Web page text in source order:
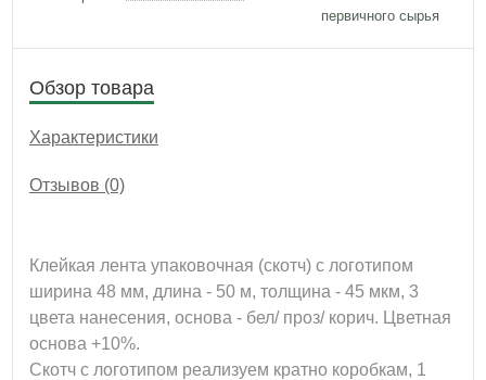
первичного сырья
Обзор товара
Характеристики
Отзывов (0)
Клейкая лента упаковочная (скотч) с логотипом
ширина 48 мм, длина - 50 м, толщина - 45 мкм, 3
цвета нанесения, основа - бел/ проз/ корич. Цветная
основа +10%.
Скотч с логотипом реализуем кратно коробкам, 1